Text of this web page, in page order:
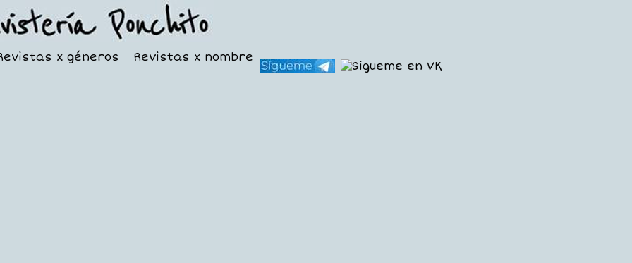
x géneros Revistas x nombre